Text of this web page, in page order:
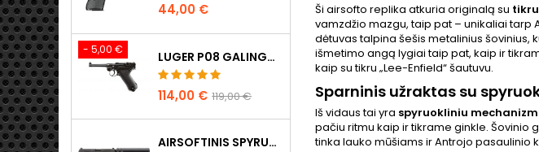
44,00 €
- 5,00 € LUGER P08 GALINGAS METALINIS CO2 AIRSOFT PISTOLETAS - UMAREX LEGENDS
114,00 € 119,00 €
AIRSOFTINIS SPYRUOKLINIS PISTOLETAS WALTHER PPQ NAVY SU DUSLINTUVU
Ši airsofto replika atkuria originalą su
vamzdžio mazgu, taip pat – unikaliai tarp
dėtuvas talpina šešis metalinius šovinius,
išmetimo angą lygiai taip pat, kaip ir
kaip su tikru „Lee-Enfield“ šautuvu.
Sparninis užraktas su
Iš vidaus tai yra spyruokliniu
pačiu ritmu kaip ir tikrame ginkle. Šovinio
tinka lauko mūšiams ir Antrojo pasaulinio